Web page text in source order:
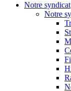
Notre syndicat
Notre